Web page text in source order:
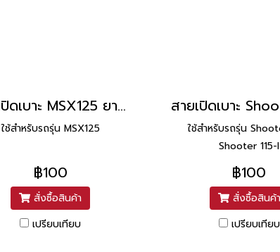
สายเปิดเบาะ MSX125 ยาว 18.7 นิ้ว ยี่ห้อ UNF
ใช้สำหรับรถรุ่น MSX125
฿100
สั่งซื้อสินค้า
เปรียบเทียบ
ใช้สำหรับรถรุ่น
Shooter 115-I
฿100
สั่งซื้อสินค้า
เปรียบเทียบ